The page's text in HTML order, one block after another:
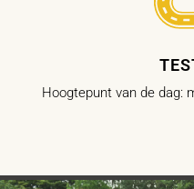
Hoogtepunt van de dag: